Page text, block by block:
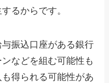
るからです。
振込口座がある銀行
などを組む可能性も
得られる可能性があ